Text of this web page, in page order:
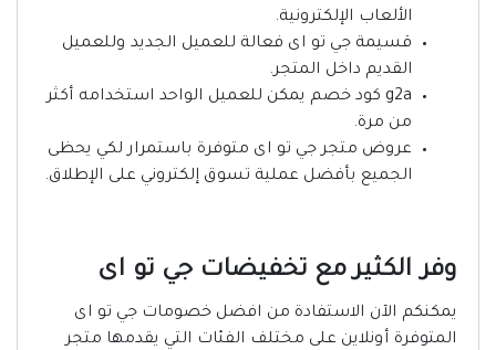
الألعاب الإلكترونية.
قسيمة جي تو اى فعالة للعميل الجديد وللعميل
القديم داخل المتجر.
g2a كود خصم يمكن للعميل الواحد استخدامه أكثر
من مرة.
عروض متجر جي تو اى متوفرة باستمرار لكي يحظى
الجميع بأفضل عملية تسوق إلكتروني على الإطلاق.
وفر الكثير مع تخفيضات جي تو اى
يمكنكم الآن الاستفادة من افضل خصومات جي تو اى
المتوفرة أونلاين على مختلف الفئات التي يقدمها متجر